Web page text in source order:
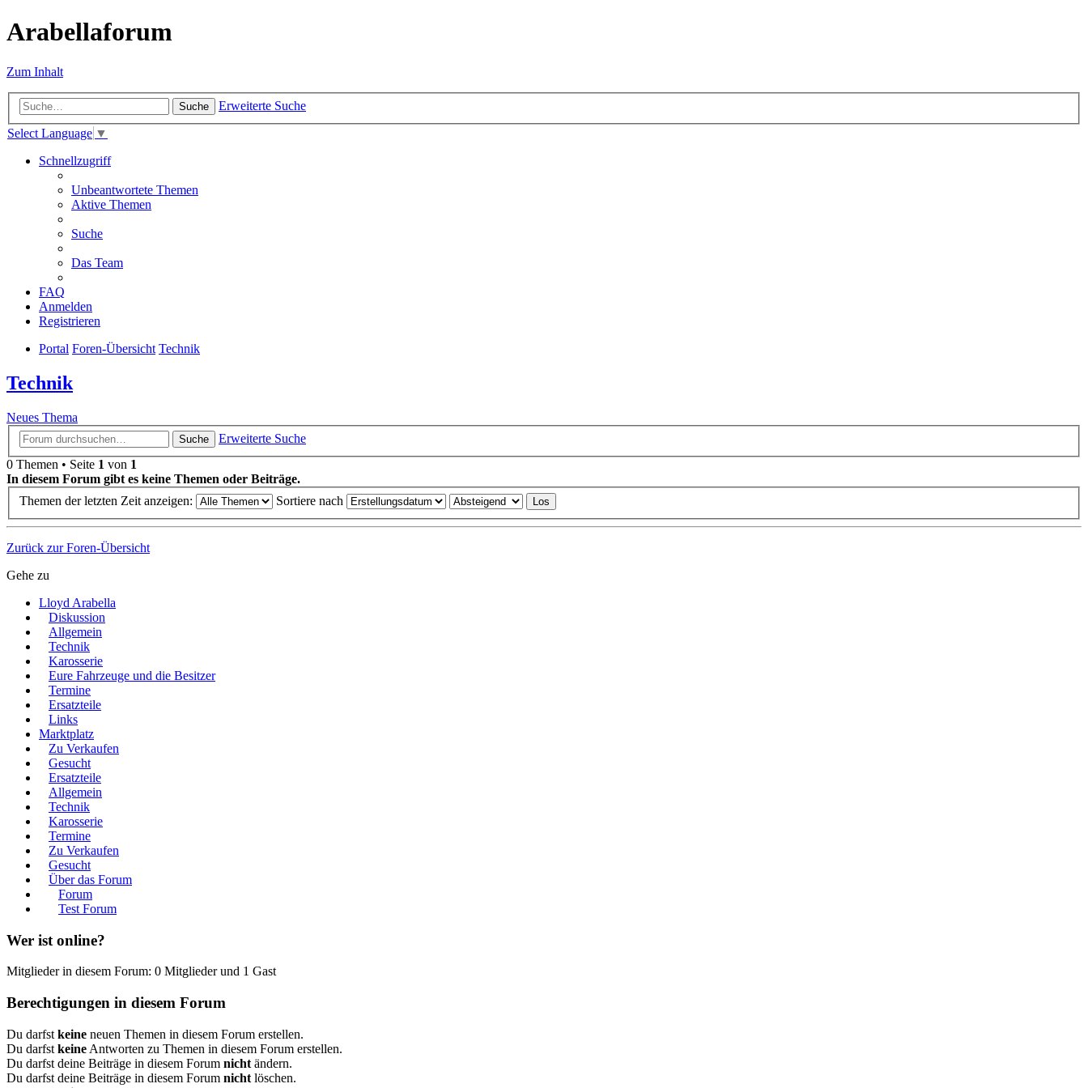
Arabellaforum
Zum Inhalt
Suche
Erweiterte Suche
Select Language ▼
Schnellzugriff
Unbeantwortete Themen
Aktive Themen
Suche
Das Team
FAQ
Anmelden
Registrieren
Portal Foren-Übersicht Technik
Technik
Neues Thema
Suche
Erweiterte Suche
0 Themen • Seite 1 von 1
In diesem Forum gibt es keine Themen oder Beiträge.
Themen der letzten Zeit anzeigen:
Sortiere nach
Zurück zur Foren-Übersicht
Gehe zu
Lloyd Arabella
Diskussion
Allgemein
Technik
Karosserie
Eure Fahrzeuge und die Besitzer
Termine
Ersatzteile
Links
Marktplatz
Zu Verkaufen
Gesucht
Ersatzteile
Allgemein
Technik
Karosserie
Termine
Zu Verkaufen
Gesucht
Über das Forum
Forum
Test Forum
Wer ist online?
Mitglieder in diesem Forum: 0 Mitglieder und 1 Gast
Berechtigungen in diesem Forum
Du darfst keine neuen Themen in diesem Forum erstellen.
Du darfst keine Antworten zu Themen in diesem Forum erstellen.
Du darfst deine Beiträge in diesem Forum nicht ändern.
Du darfst deine Beiträge in diesem Forum nicht löschen.